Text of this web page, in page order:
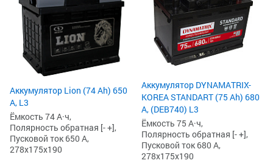
Аккумулятор Lion (74 Ah) 650
А, L3
Ёмкость 74 А·ч,
Полярность обратная [- +],
Пусковой ток 650 А,
278x175x190
Аккумулятор DYNAMATRIX-
KOREA STANDART (75 Ah) 680
А, (DEB740) L3
Ёмкость 75 А·ч,
Полярность обратная [- +],
Пусковой ток 680 А,
278x175x190